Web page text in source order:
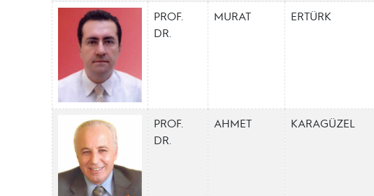
PROF.
DR.
MURAT ERTÜRK
PROF.
DR.
AHMET KARAGÜZEL